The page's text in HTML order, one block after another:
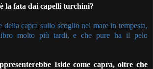
la fata dai capelli turchini?
della capra sullo scoglio nel mare in tempesta,
molto più tardi, e che pure ha il pelo
Iside come capra, oltre che